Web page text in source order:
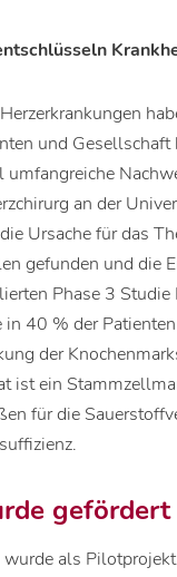
und
an der
Ursache für das
gefunden und die
Phase 3
40 % der
der
ist ein
für die
gefördert
als